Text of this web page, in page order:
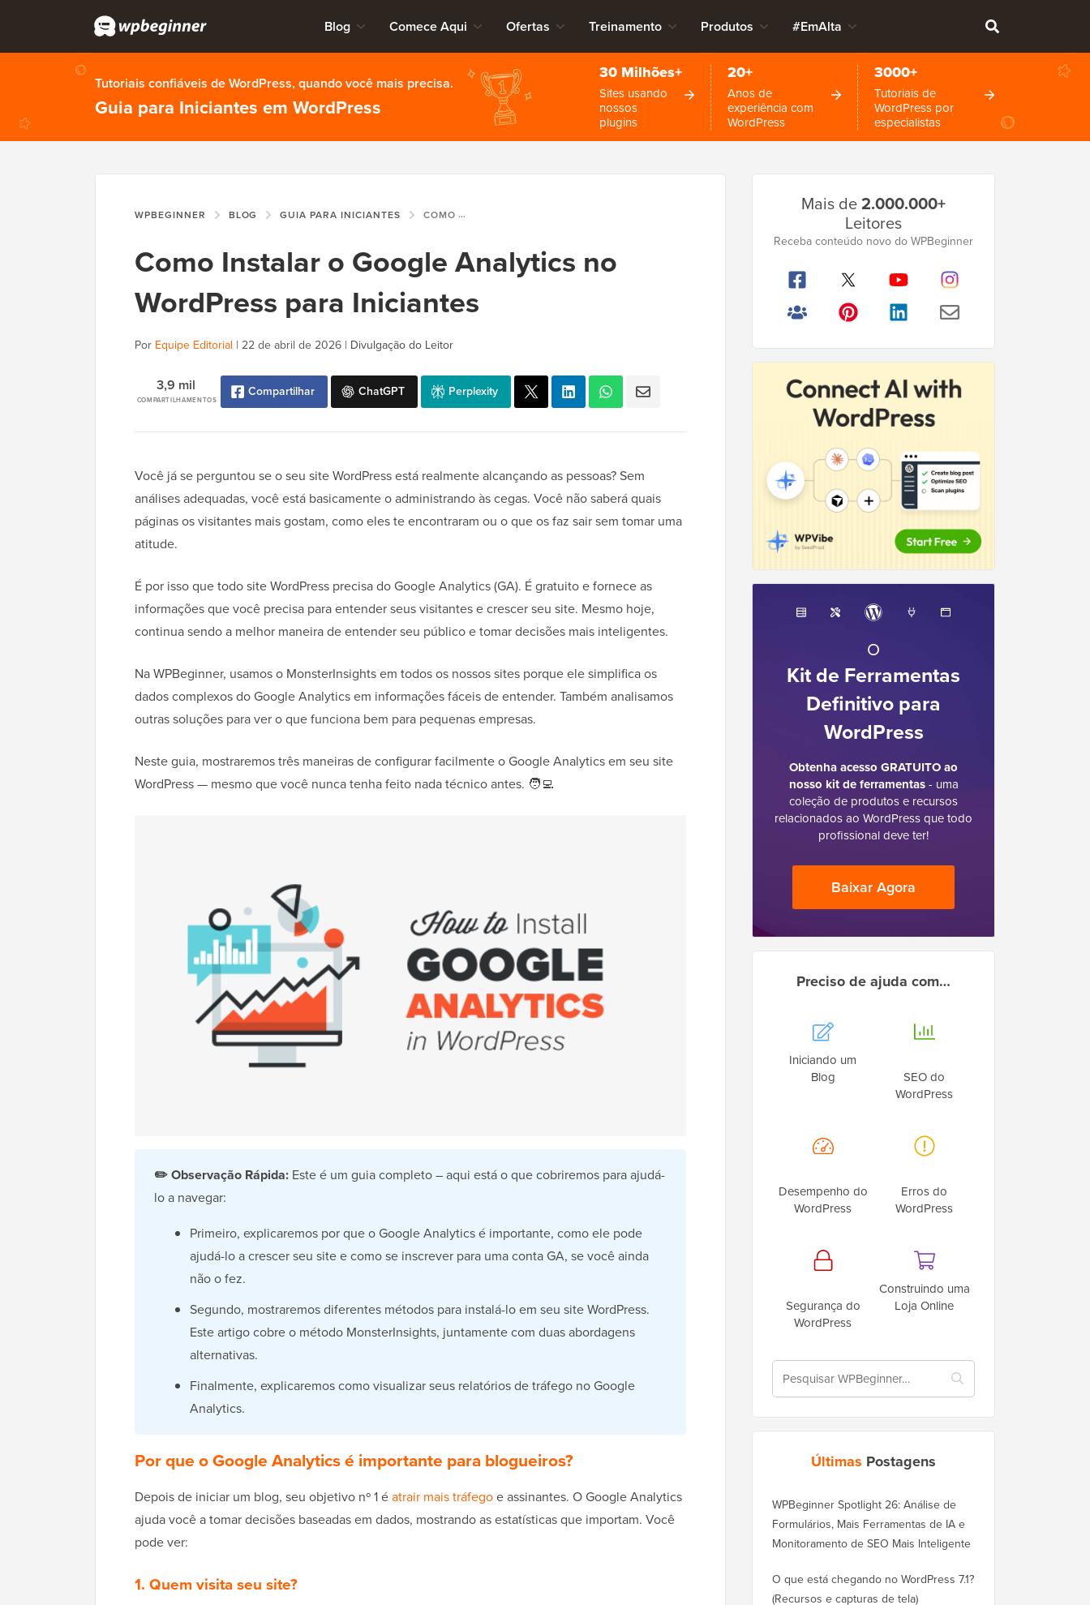
Blog Comece Aqui Ofertas Treinamento Produtos #EmAlta
Tutoriais confiáveis de WordPress, quando você mais precisa.
Guia para Iniciantes em WordPress
30 Milhões+
Sites usando
nossos
plugins
20+
Anos de
experiência com
WordPress
3000+
Tutoriais de
WordPress por
especialistas
WPBEGINNER BLOG GUIA PARA INICIANTES COMO INSTALAR O GOOGLE ANALYTICS NO WORDPRESS PARA INICIANTES
Como Instalar o Google Analytics no
WordPress para Iniciantes
Por Equipe Editorial | 22 de abril de 2026 | Divulgação do Leitor
COMPARTILHAMENTOS
3,9 mil Compartilhar ChatGPT Perplexity
Você já se perguntou se o seu site WordPress está realmente alcançando as pessoas? Sem
análises adequadas, você está basicamente o administrando às cegas. Você não saberá quais
páginas os visitantes mais gostam, como eles te encontraram ou o que os faz sair sem tomar uma
atitude.
É por isso que todo site WordPress precisa do Google Analytics (GA). É gratuito e fornece as
informações que você precisa para entender seus visitantes e crescer seu site. Mesmo hoje,
continua sendo a melhor maneira de entender seu público e tomar decisões mais inteligentes.
Na WPBeginner, usamos o MonsterInsights em todos os nossos sites porque ele simplifica os
dados complexos do Google Analytics em informações fáceis de entender. Também analisamos
outras soluções para ver o que funciona bem para pequenas empresas.
Neste guia, mostraremos três maneiras de configurar facilmente o Google Analytics em seu site
WordPress — mesmo que você nunca tenha feito nada técnico antes. 🧑‍💻
✏️Observação Rápida: Este é um guia completo – aqui está o que cobriremos para ajudá-
lo a navegar:
Primeiro, explicaremos por que o Google Analytics é importante, como ele pode
ajudá-lo a crescer seu site e como se inscrever para uma conta GA, se você ainda
não o fez.
Segundo, mostraremos diferentes métodos para instalá-lo em seu site WordPress.
Este artigo cobre o método MonsterInsights, juntamente com duas abordagens
alternativas.
Finalmente, explicaremos como visualizar seus relatórios de tráfego no Google
Analytics.
Por que o Google Analytics é importante para blogueiros?
Depois de iniciar um blog, seu objetivo nº 1 éatrair mais tráfegoe assinantes. O Google Analytics
ajuda você a tomar decisões baseadas em dados, mostrando as estatísticas que importam. Você
pode ver:
1. Quem visita seu site?
Lateral
Principal
Mais de2.000.000+
Leitores
Receba conteúdo novo do WPBeginner
O
Kit de Ferramentas
Definitivo para
WordPress
Obtenha acesso GRATUITO ao
nosso kit de ferramentas- uma
coleção de produtos e recursos
relacionados ao WordPress que todo
profissional deve ter!
Baixar Agora
Preciso de ajuda com…
Iniciando um
Blog
SEO do
WordPress
Desempenho do
WordPress
Erros do
WordPress
Segurança do
WordPress
Construindo uma
Loja Online
Últimas Postagens
WPBeginner Spotlight 26: Análise de
Formulários, Mais Ferramentas de IA e
Monitoramento de SEO Mais Inteligente
O que está chegando no WordPress 7.1?
(Recursos e capturas de tela)